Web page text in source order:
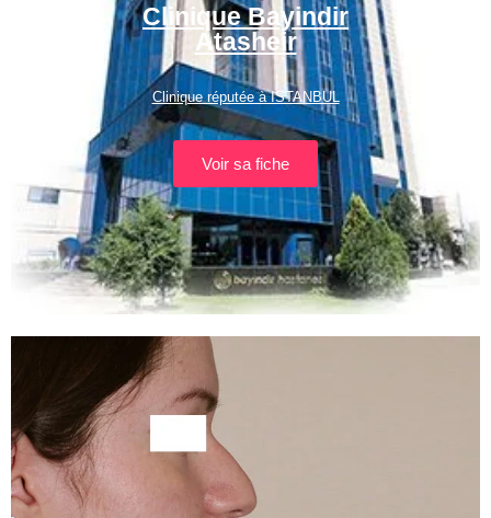
Clinique Bayindir
Atasheir
Clinique réputée à ISTANBUL
Voir sa fiche